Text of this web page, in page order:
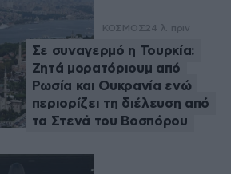
ΚΟΣΜΟΣ24 λ. πριν
Σε συναγερμό η Τουρκία:
Ζητά μορατόριουμ από
Ρωσία και Ουκρανία ενώ
περιορίζει τη διέλευση από
τα Στενά του Βοσπόρου